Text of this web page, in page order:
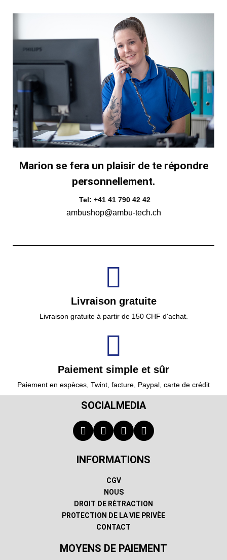
Marion se fera un plaisir de te répondre
personnellement.
Tel: +41 41 790 42 42
ambushop@ambu-tech.ch
Livraison gratuite
Livraison gratuite à partir de 150 CHF d'achat.
Paiement simple et sûr
Paiement en espèces, Twint, facture, Paypal, carte de crédit
SOCIALMEDIA
INFORMATIONS
CGV
NOUS
DROIT DE RÈTRACTION
PROTECTION DE LA VIE PRIVÈE
CONTACT
MOYENS DE PAIEMENT